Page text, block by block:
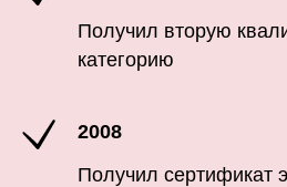
Получил вторую
категорию
2008
Получил сертификат